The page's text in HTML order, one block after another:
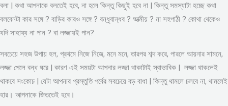
বলা | কথা আপনাকে বলতেই হবে, না হলে কিন্তু কিছুই হবে না | কিন্তু সমস্যাটা হচ্ছে কথা
বলবেনটা কার সঙ্গে ? বাড়ির কারও সঙ্গে ? বন্ধুবান্ধব ? আত্মীয় ? না সহপাঠী ? কোথা থেকেও
যদি সাহায্য না পান ? বা লজ্জায়ই পান?
সবচেয়ে সহজ উপায় হল, প্রথমে নিজে নিজে, মনে মনে, তারপর শব্দ করে, পারলে আয়নার সামনে,
লজ্জা পেলে বন্ধ ঘরে | কারণ এই সময়টা আপনার লজ্জা থাকাটাই স্বাভাবিক | লজ্জা থাকলেই
থাকবে সংকোচ | যেটা আপনার প্রস্তুতি পর্বের সবচেয়ে বড় বাধা | কিন্তু থামলে চলবে না, থামলেই
হার। আপনাকে জিততেই হবে।